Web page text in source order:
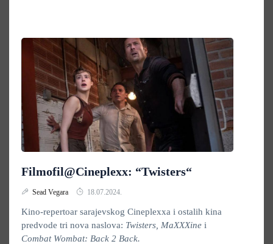
Filmofil@Cineplexx: “Twisters“
Sead Vegara 18.07.2024.
Kino-repertoar sarajevskog Cineplexxa i ostalih kina
predvode tri nova naslova: Twisters, MaXXXine i
Combat Wombat: Back 2 Back.